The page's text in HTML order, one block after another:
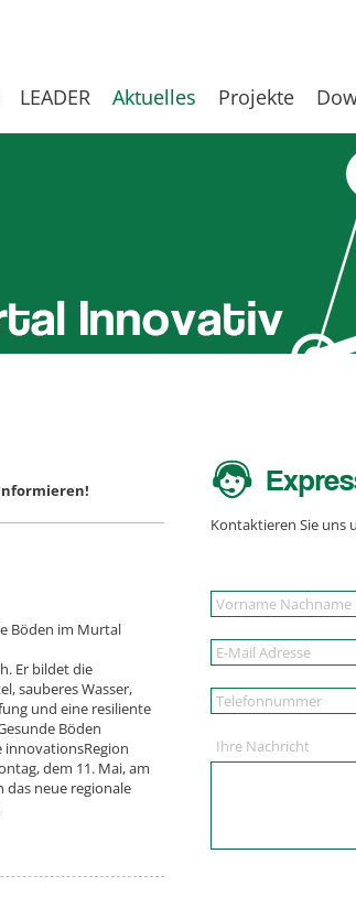
LEADER Aktuelles Projekte
Böden im Murtal
Er bildet die
sauberes Wasser,
und eine resiliente
Böden
innovationsRegion
dem 11. Mai, am
das neue regionale
Kontaktieren Sie uns
Ihre Nachricht